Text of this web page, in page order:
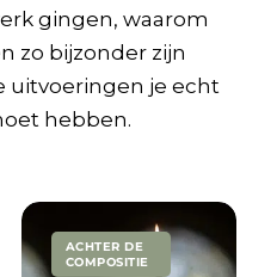
gingen, waarom
zo bijzonder zijn
uitvoeringen je echt
hebben.
ACHTER DE
COMPOSITIE